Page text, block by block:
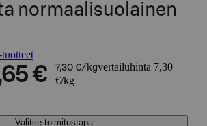
normaalisuolainen
€ 7,30 €/kgvertailuhinta 7,30
€/kg
Valitse toimitustapa